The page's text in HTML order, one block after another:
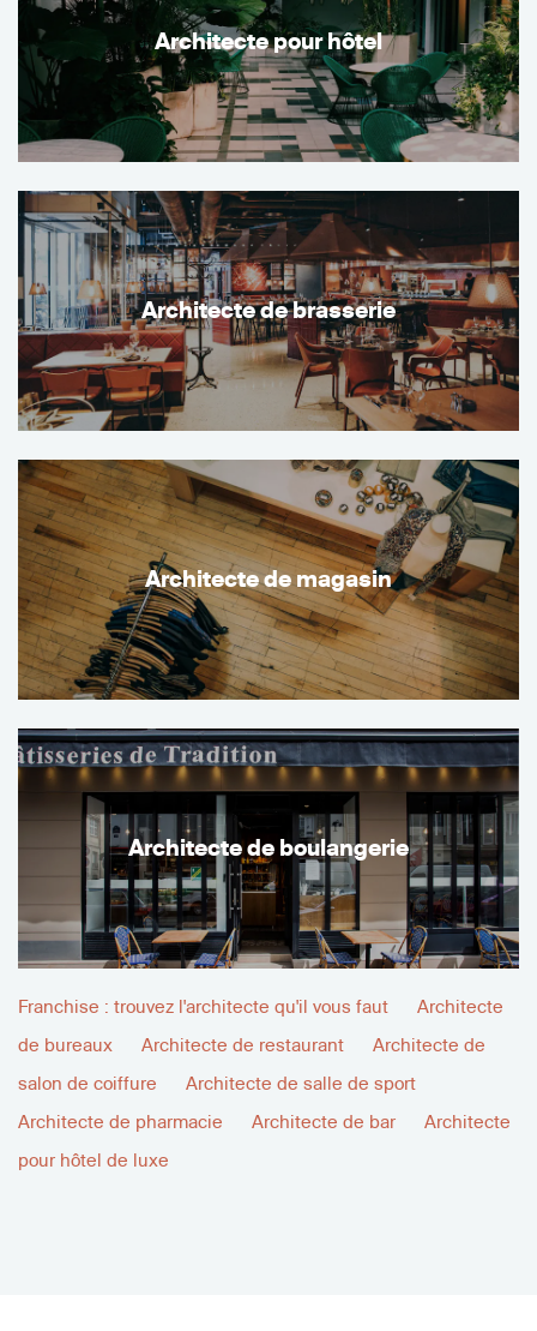
Architecte pour hôtel
Architecte de brasserie
Architecte de magasin
Architecte de boulangerie
Franchise : trouvez l'architecte qu'il vous faut
Architecte
de bureaux
Architecte de restaurant
Architecte de
salon de coiffure
Architecte de salle de sport
Architecte de pharmacie
Architecte de bar
Architecte
pour hôtel de luxe